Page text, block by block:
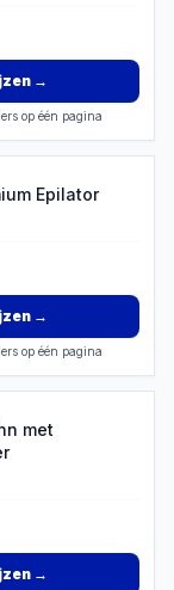
→
op één pagina
Epilator
→
op één pagina
met
→